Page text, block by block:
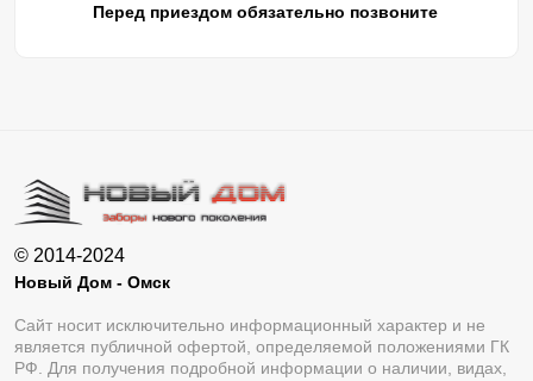
Перед приездом обязательно позвоните
© 2014-2024
Новый Дом - Омск
Сайт носит исключительно информационный характер и не
является публичной офертой, определяемой положениями ГК
РФ. Для получения подробной информации о наличии, видах,